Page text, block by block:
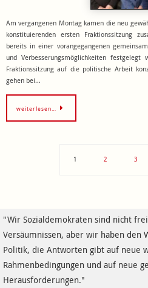
Am vergangenen Montag kamen die neu
konstituierenden ersten Fraktionssitzung
bereits in einer vorangegangenen
und Verbesserungsmöglichkeiten
Fraktionssitzung auf die politische Arbeit
gehen bei…
weiterlesen…
1 2 3
"Wir Sozialdemokraten sind nicht
Versäumnissen, aber wir haben den
Politik, die Antworten gibt auf neue
Rahmenbedingungen und auf neue
Herausforderungen."